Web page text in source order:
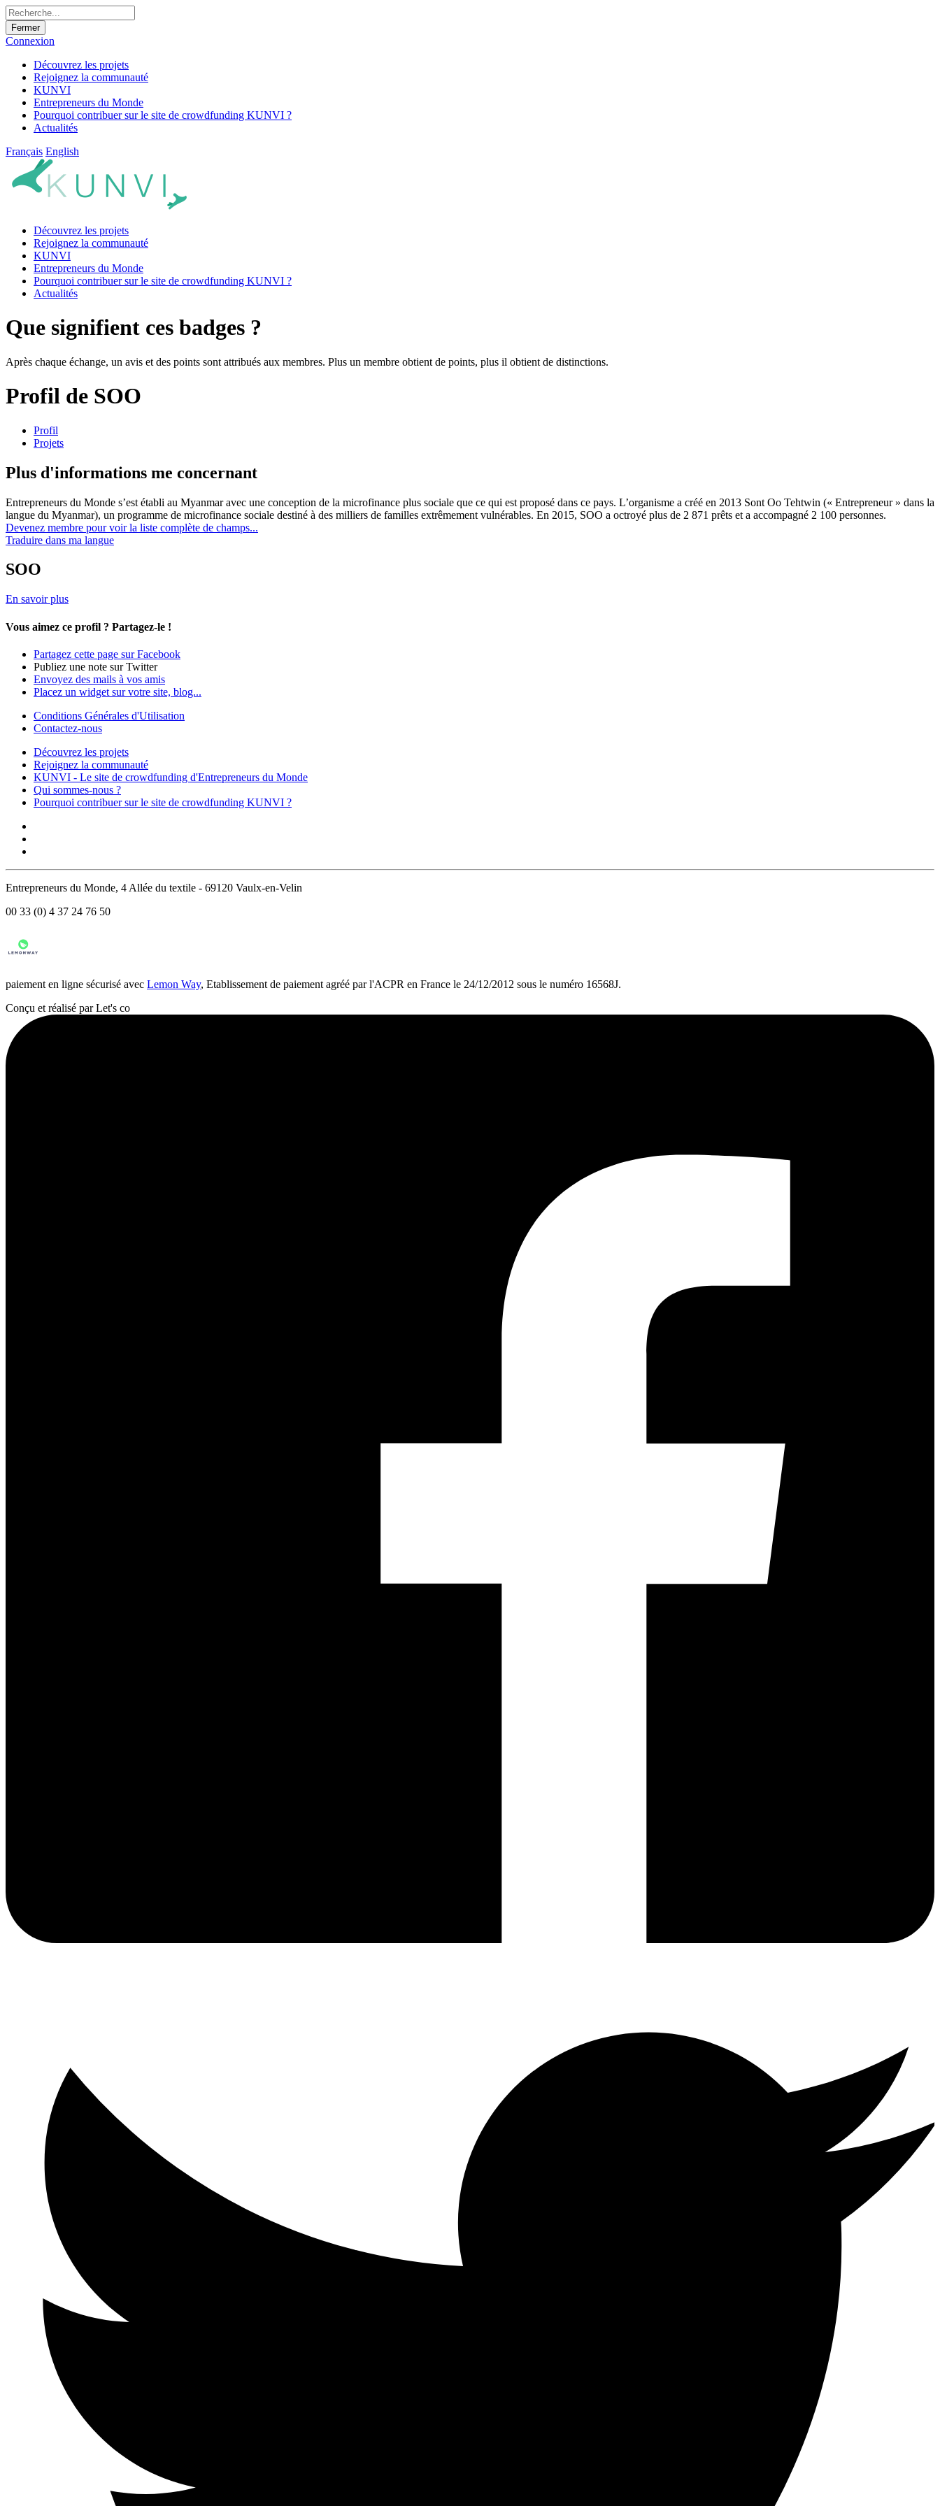
Fermer
Connexion
Découvrez les projets
Rejoignez la communauté
KUNVI
Entrepreneurs du Monde
Pourquoi contribuer sur le site de crowdfunding KUNVI ?
Actualités
Français English
Découvrez les projets
Rejoignez la communauté
KUNVI
Entrepreneurs du Monde
Pourquoi contribuer sur le site de crowdfunding KUNVI ?
Actualités
Que signifient ces badges ?
Après chaque échange, un avis et des points sont attribués aux membres. Plus un membre obtient de points, plus il obtient de distinctions.
Profil de SOO
Profil
Projets
Plus d'informations me concernant
Entrepreneurs du Monde s’est établi au Myanmar avec une conception de la microfinance plus sociale que ce qui est proposé dans ce pays. L’organisme a créé en 2013 Sont Oo Tehtwin (« Entrepreneur » dans la
langue du Myanmar), un programme de microfinance sociale destiné à des milliers de familles extrêmement vulnérables. En 2015, SOO a octroyé plus de 2 871 prêts et a accompagné 2 100 personnes.
Devenez membre pour voir la liste complète de champs...
Traduire dans ma langue
SOO
En savoir plus
Vous aimez ce profil ? Partagez-le !
Partagez cette page sur Facebook
Publiez une note sur Twitter
Envoyez des mails à vos amis
Placez un widget sur votre site, blog...
Conditions Générales d'Utilisation
Contactez-nous
Découvrez les projets
Rejoignez la communauté
KUNVI - Le site de crowdfunding d'Entrepreneurs du Monde
Qui sommes-nous ?
Pourquoi contribuer sur le site de crowdfunding KUNVI ?
Entrepreneurs du Monde, 4 Allée du textile - 69120 Vaulx-en-Velin
00 33 (0) 4 37 24 76 50
paiement en ligne sécurisé avec Lemon Way, Etablissement de paiement agréé par l'ACPR en France le 24/12/2012 sous le numéro 16568J.
Conçu et réalisé par Let's co